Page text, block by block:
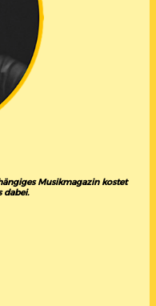
Musikmagazin kostet
dabei.